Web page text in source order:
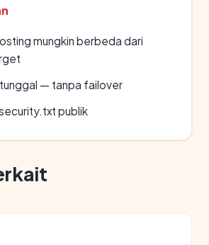
mungkin berbeda dari
— tanpa failover
publik